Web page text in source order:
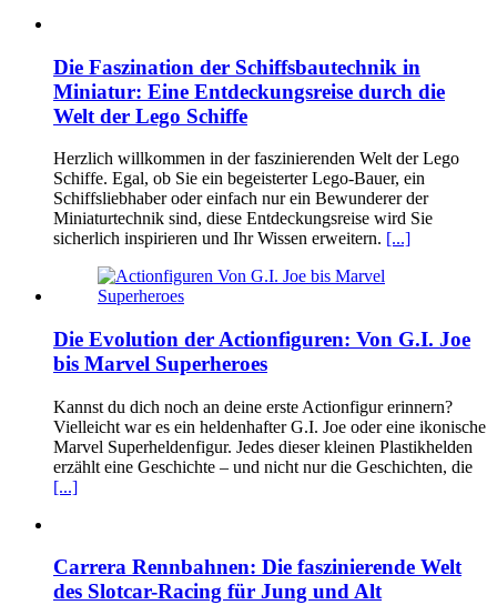
Die Faszination der Schiffsbautechnik in
Miniatur: Eine Entdeckungsreise durch die
Welt der Lego Schiffe
Herzlich willkommen in der faszinierenden Welt der Lego
Schiffe. Egal, ob Sie ein begeisterter Lego-Bauer, ein
Schiffsliebhaber oder einfach nur ein Bewunderer der
Miniaturtechnik sind, diese Entdeckungsreise wird Sie
sicherlich inspirieren und Ihr Wissen erweitern. [...]
Die Evolution der Actionfiguren: Von G.I. Joe
bis Marvel Superheroes
Kannst du dich noch an deine erste Actionfigur erinnern?
Vielleicht war es ein heldenhafter G.I. Joe oder eine ikonische
Marvel Superheldenfigur. Jedes dieser kleinen Plastikhelden
erzählt eine Geschichte – und nicht nur die Geschichten, die
[...]
Carrera Rennbahnen: Die faszinierende Welt
des Slotcar-Racing für Jung und Alt